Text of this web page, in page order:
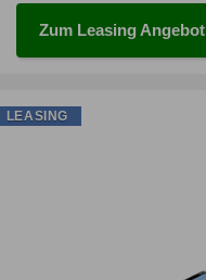
Zum Leasing Angebot
LEASING